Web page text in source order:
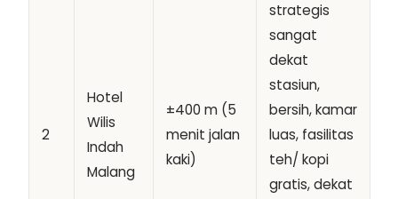
2
Hotel
Wilis
Indah
Malang
±400 m (5
menit jalan
kaki)
strategis
sangat
dekat
stasiun,
bersih, kamar
luas, fasilitas
teh/ kopi
gratis, dekat